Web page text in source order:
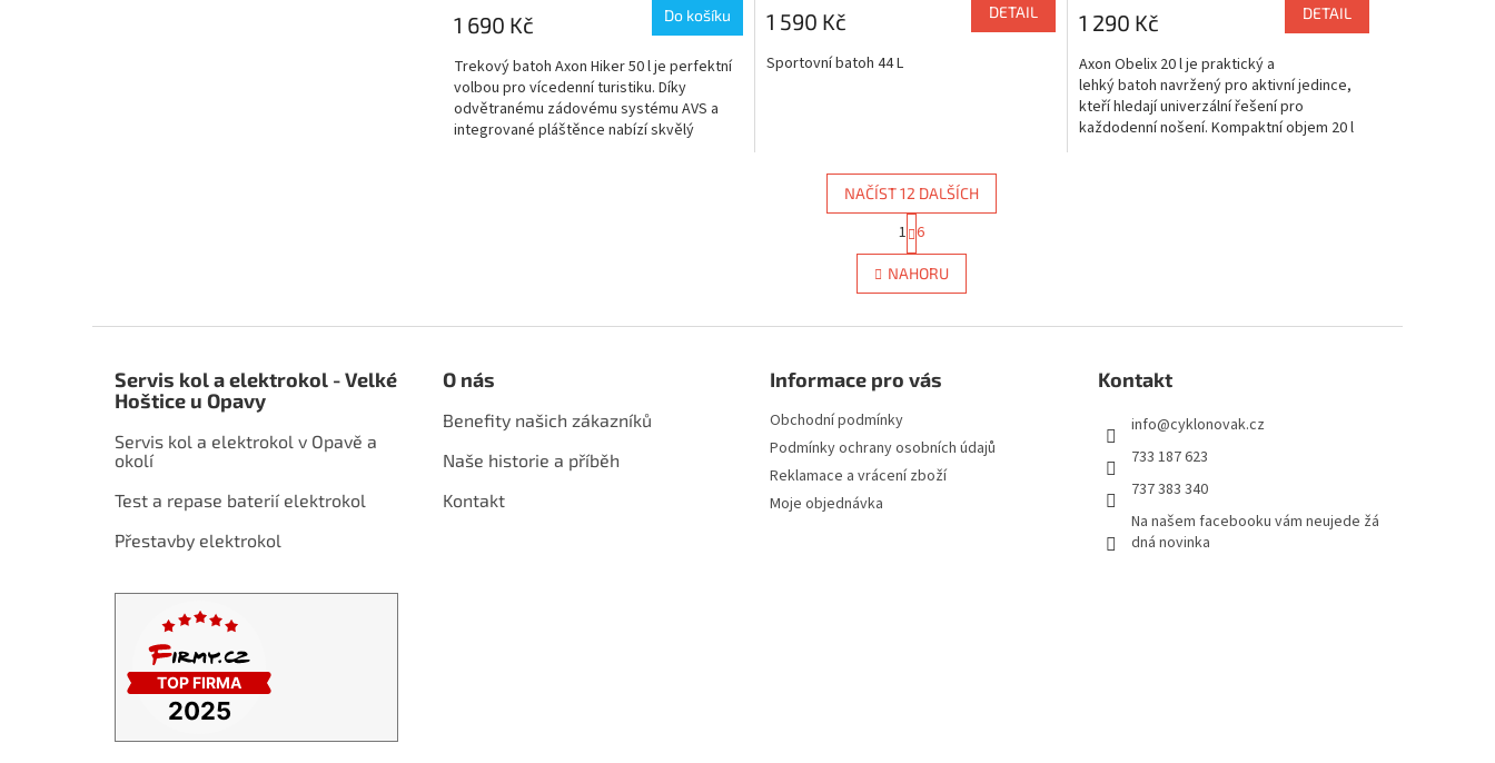
1 690 Kč Do košíku
Trekový batoh Axon Hiker 50 l je perfektní
volbou pro vícedenní turistiku. Díky
odvětranému zádovému systému AVS a
integrované pláštěnce nabízí skvělý
1 590 Kč DETAIL
Sportovní batoh 44 L
1 290 Kč DETAIL
Axon Obelix 20 l je praktický a
lehký batoh navržený pro aktivní jedince,
kteří hledají univerzální řešení pro
každodenní nošení. Kompaktní objem 20 l
O
v
l
d
í
v
k
NAČÍST 12 DALŠÍCH
S
t
r
á
n
á
n
1 6
NAHORU
Servis kol a elektrokol - Velké
Hoštice u Opavy
Servis kol a elektrokol v Opavě a
okolí
Test a repase baterií elektrokol
Přestavby elektrokol
O nás
Benefity našich zákazníků
Naše historie a příběh
Kontakt
Informace pro vás
Obchodní podmínky
Podmínky ochrany osobních údajů
Reklamace a vrácení zboží
Moje objednávka
Kontakt
info@cyklonovak.cz
733 187 623
737 383 340
Na našem facebooku vám neujede žá
dná novinka